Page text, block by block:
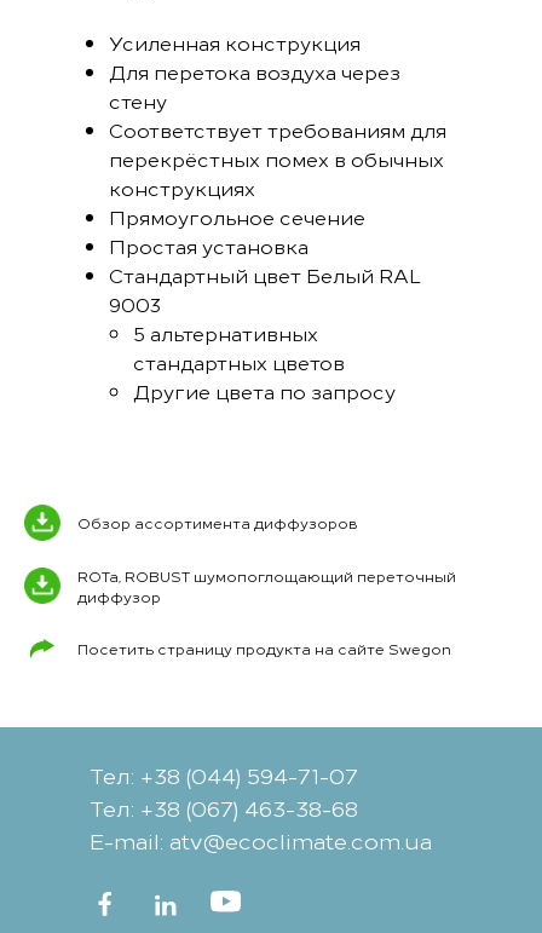
Усиленная конструкция
Для перетока воздуха через
стену
Соответствует требованиям для
перекрёстных помех в обычных
конструкциях
Прямоугольное сечение
Простая установка
Стандартный цвет Белый RAL
9003
5 альтернативных
стандартных цветов
Другие цвета по запросу
Обзор ассортимента диффузоров
ROTa, ROBUST шумопоглощающий переточный
диффузор
Посетить страницу продукта на сайте Swegon
Тел: +38 (044) 594-71-07
Тел: +38 (067) 463-38-68
Е-mail: atv@ecoclimate.com.ua